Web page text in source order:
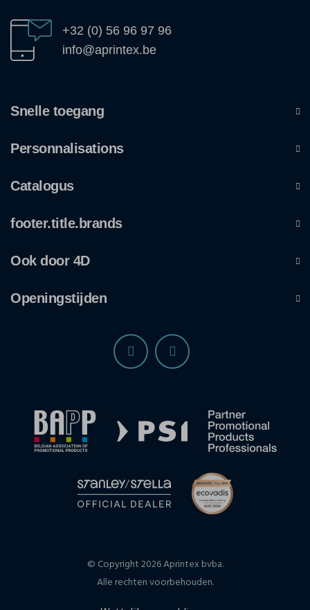
+32 (0) 56 96 97 96
info@aprintex.be
Snelle toegang
Personnalisations
Catalogus
footer.title.brands
Ook door 4D
Openingstijden
© Copyright 2026 Aprintex bvba.
Alle rechten voorbehouden.